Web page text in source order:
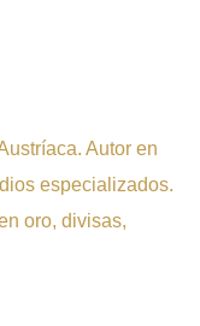
Autor en
especializados.
oro, divisas,